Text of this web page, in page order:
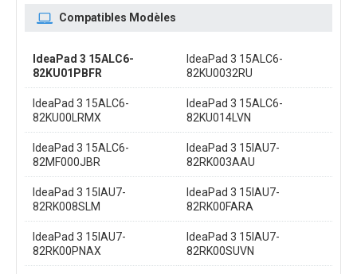
Compatibles Modèles
IdeaPad 3 15ALC6-
82KU01PBFR
IdeaPad 3 15ALC6-
82KU0032RU
IdeaPad 3 15ALC6-
82KU00LRMX
IdeaPad 3 15ALC6-
82KU014LVN
IdeaPad 3 15ALC6-
82MF000JBR
IdeaPad 3 15IAU7-
82RK003AAU
IdeaPad 3 15IAU7-
82RK008SLM
IdeaPad 3 15IAU7-
82RK00FARA
IdeaPad 3 15IAU7-
82RK00PNAX
IdeaPad 3 15IAU7-
82RK00SUVN